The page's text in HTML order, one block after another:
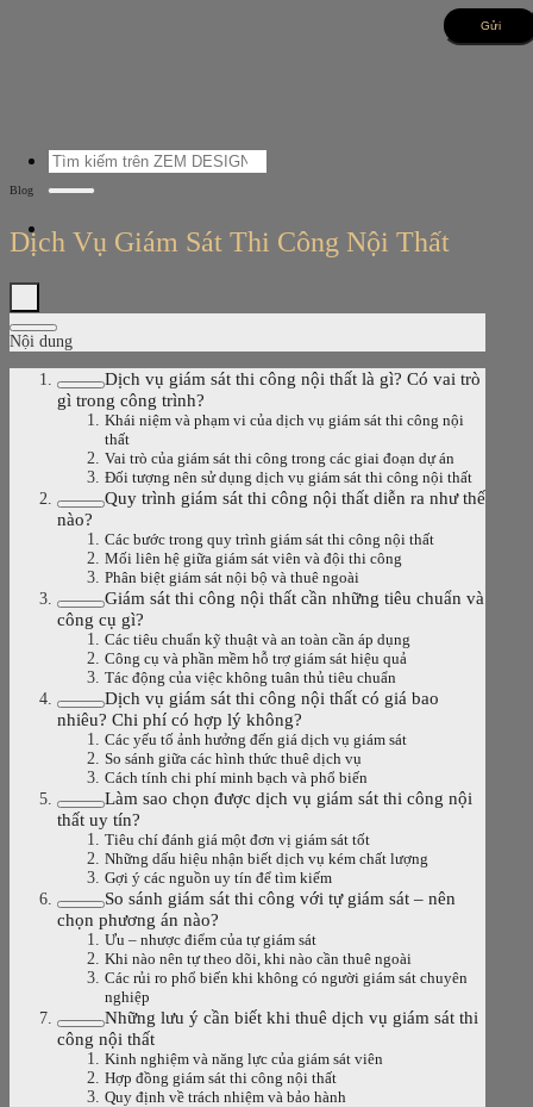
Tìm
kiếm:
Blog
Dịch Vụ Giám Sát Thi Công Nội Thất
Nội dung
Dịch vụ giám sát thi công nội thất là gì? Có vai trò
gì trong công trình?
Khái niệm và phạm vi của dịch vụ giám sát thi công nội
thất
Vai trò của giám sát thi công trong các giai đoạn dự án
Đối tượng nên sử dụng dịch vụ giám sát thi công nội thất
Quy trình giám sát thi công nội thất diễn ra như thế
nào?
Các bước trong quy trình giám sát thi công nội thất
Mối liên hệ giữa giám sát viên và đội thi công
Phân biệt giám sát nội bộ và thuê ngoài
Giám sát thi công nội thất cần những tiêu chuẩn và
công cụ gì?
Các tiêu chuẩn kỹ thuật và an toàn cần áp dụng
Công cụ và phần mềm hỗ trợ giám sát hiệu quả
Tác động của việc không tuân thủ tiêu chuẩn
Dịch vụ giám sát thi công nội thất có giá bao
nhiêu? Chi phí có hợp lý không?
Các yếu tố ảnh hưởng đến giá dịch vụ giám sát
So sánh giữa các hình thức thuê dịch vụ
Cách tính chi phí minh bạch và phổ biến
Làm sao chọn được dịch vụ giám sát thi công nội
thất uy tín?
Tiêu chí đánh giá một đơn vị giám sát tốt
Những dấu hiệu nhận biết dịch vụ kém chất lượng
Gợi ý các nguồn uy tín để tìm kiếm
So sánh giám sát thi công với tự giám sát – nên
chọn phương án nào?
Ưu – nhược điểm của tự giám sát
Khi nào nên tự theo dõi, khi nào cần thuê ngoài
Các rủi ro phổ biến khi không có người giám sát chuyên
nghiệp
Những lưu ý cần biết khi thuê dịch vụ giám sát thi
công nội thất
Kinh nghiệm và năng lực của giám sát viên
Hợp đồng giám sát thi công nội thất
Quy định về trách nhiệm và bảo hành